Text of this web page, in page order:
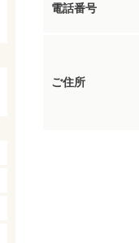
電話番号
ご住所